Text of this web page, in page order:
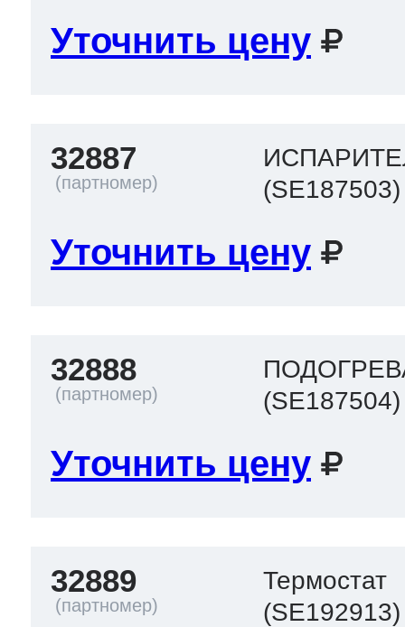
Уточнить цену
32887
(SE187503)
Уточнить цену
32888
(SE187504)
Уточнить цену
32889
Термостат
(SE192913)